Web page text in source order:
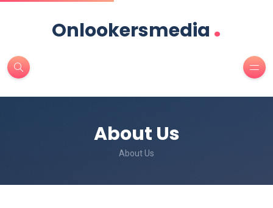
Onlookersmedia .
About Us
About Us